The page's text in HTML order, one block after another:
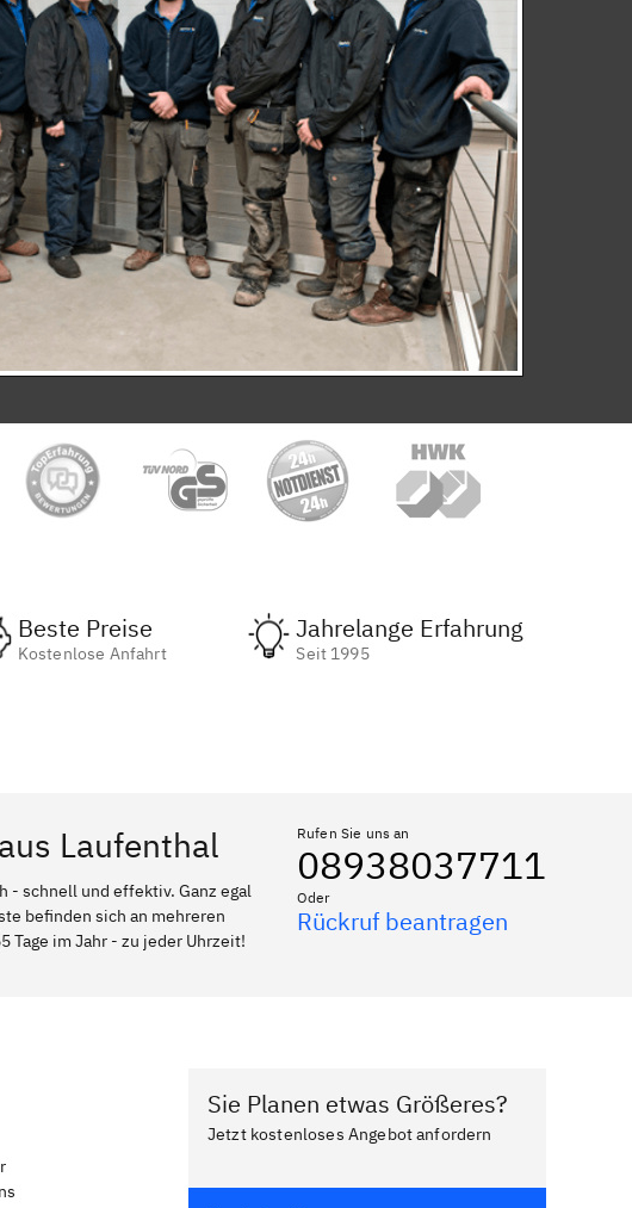
Beste Preise
Kostenlose Anfahrt
Jahrelange Erfahrung
Seit 1995
Laufenthal
- schnell und effektiv. Ganz egal
befinden sich an mehreren
Tage im Jahr - zu jeder Uhrzeit!
Rufen Sie uns an
08938037711
Oder
Rückruf beantragen
Sie Planen etwas Größeres?
Jetzt kostenloses Angebot anfordern